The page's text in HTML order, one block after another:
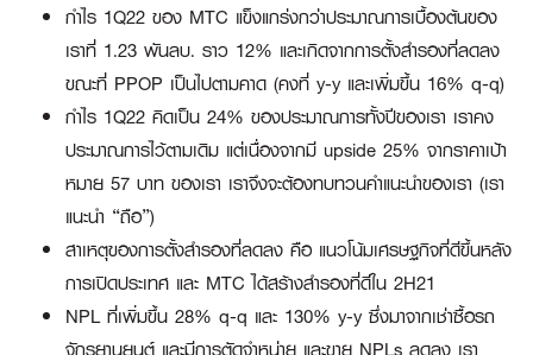
กำไร 1Q22 ของ MTC แข็งแกร่งกว่าประมาณการเบื้องต้นของ
เราที่ 1.23 พันลบ. ราว 12% และเกิดจากการตั้งสำรองที่ลดลง
ขณะที่ PPOP เป็นไปตามคาด (คงที่ y-y และเพิ่มขึ้น 16% q-q)
กำไร 1Q22 คิดเป็น 24% ของประมาณการทั้งปีของเรา เราคง
ประมาณการไว้ตามเดิม แต่เนื่องจากมี upside 25% จากราคาเป้า
หมาย 57 บาท ของเรา เราจึงจะต้องทบทวนคำแนะนำของเรา (เรา
แนะนำ “ถือ”)
สาเหตุของการตั้งสำรองที่ลดลง คือ แนวโน้มเศรษฐกิจที่ดีขึ้นหลัง
การเปิดประเทศ และ MTC ได้สร้างสำรองที่ดีใน 2H21
NPL ที่เพิ่มขึ้น 28% q-q และ 130% y-y ซึ่งมาจากเช่าซื้อรถ